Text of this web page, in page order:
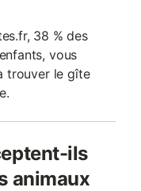
38 % des
vous
trouver le gîte
ils
animaux